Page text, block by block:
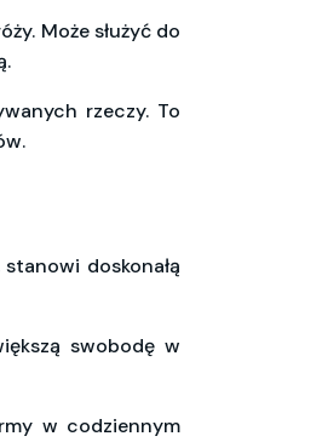
Może służyć do
rzeczy. To
stanowi doskonałą
swobodę w
w codziennym